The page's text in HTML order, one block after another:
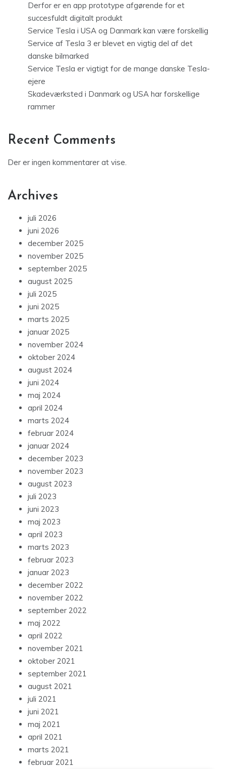
Derfor er en app prototype afgørende for et
succesfuldt digitalt produkt
Service Tesla i USA og Danmark kan være forskellig
Service af Tesla 3 er blevet en vigtig del af det
danske bilmarked
Service Tesla er vigtigt for de mange danske Tesla-
ejere
Skadeværksted i Danmark og USA har forskellige
rammer
Recent Comments
Der er ingen kommentarer at vise.
Archives
juli 2026
juni 2026
december 2025
november 2025
september 2025
august 2025
juli 2025
juni 2025
marts 2025
januar 2025
november 2024
oktober 2024
august 2024
juni 2024
maj 2024
april 2024
marts 2024
februar 2024
januar 2024
december 2023
november 2023
august 2023
juli 2023
juni 2023
maj 2023
april 2023
marts 2023
februar 2023
januar 2023
december 2022
november 2022
september 2022
maj 2022
april 2022
november 2021
oktober 2021
september 2021
august 2021
juli 2021
juni 2021
maj 2021
april 2021
marts 2021
februar 2021